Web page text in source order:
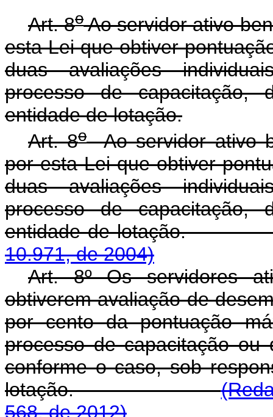
Art. 8oAo servidor ativo
esta Lei que obtiver
duas avaliações
processo de capacitação,
entidade de lotação.
Art. 8oAo servidor ativo
por esta Lei que obtiver
duas avaliações
processo de capacitação,
entidade de
10.971, de 2004)
Art. 8º Os servidores
obtiverem avaliação de
por cento da pontuação
processo de capacitação ou
conforme o caso, sob
lotação.
568, de 2012)